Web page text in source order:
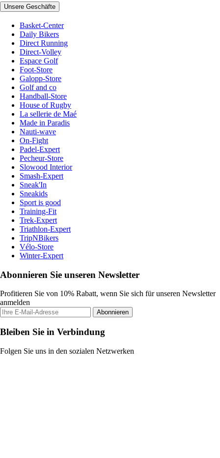
Unsere Geschäfte
Basket-Center
Daily Bikers
Direct Running
Direct-Volley
Espace Golf
Foot-Store
Galopp-Store
Golf and co
Handball-Store
House of Rugby
La sellerie de Maé
Made in Paradis
Nauti-wave
On-Fight
Padel-Expert
Pecheur-Store
Slowood Interior
Smash-Expert
Sneak'In
Sneakids
Sport is good
Training-Fit
Trek-Expert
Triathlon-Expert
TripNBikers
Vélo-Store
Winter-Expert
Abonnieren Sie unseren Newsletter
Profitieren Sie von 10% Rabatt, wenn Sie sich für unseren Newsletter
anmelden
Abonnieren
Bleiben Sie in Verbindung
Folgen Sie uns in den sozialen Netzwerken